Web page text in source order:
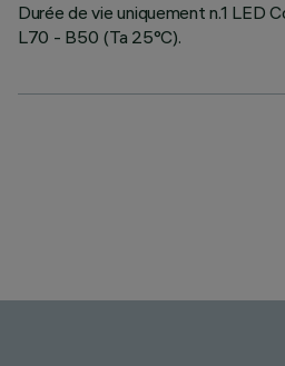
Durée de vie uniquement n.1 LED
L70 - B50 (Ta 25°C).